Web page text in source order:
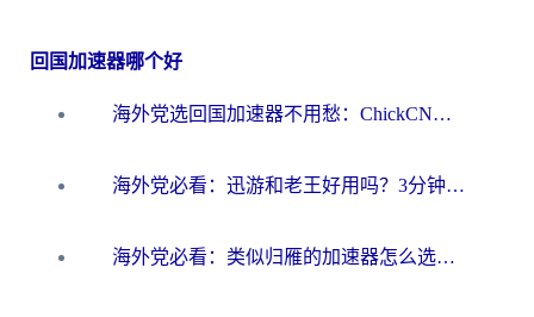
回国加速器哪个好
海外党选回国加速器不用愁：ChickCN和洞见哪个好？一篇搞定所有疑问
海外党必看：迅游和老王好用吗？3分钟选对加速国内网络的加速器
海外党必看：类似归雁的加速器怎么选？一篇搞定无缝访问国内资源